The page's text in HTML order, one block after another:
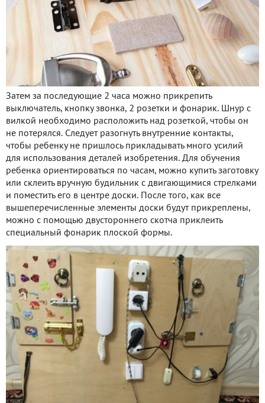
Затем за последующие 2 часа можно прикрепить
выключатель, кнопку звонка, 2 розетки и фонарик. Шнур с
вилкой необходимо расположить над розеткой, чтобы он
не потерялся. Следует разогнуть внутренние контакты,
чтобы ребенку не пришлось прикладывать много усилий
для использования деталей изобретения. Для обучения
ребенка ориентироваться по часам, можно купить заготовку
или склеить вручную будильник с двигающимися стрелками
и поместить его в центре доски. После того, как все
вышеперечисленные элементы доски будут прикреплены,
можно с помощью двустороннего скотча приклеить
специальный фонарик плоской формы.